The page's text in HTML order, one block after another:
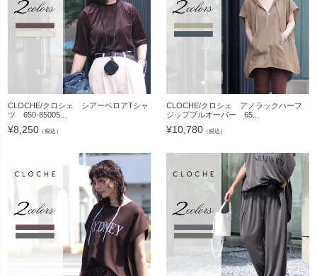
CLOCHE/クロシェ シアーベロアTシャ
ツ 650-85005...
¥8,250 （税込）
CLOCHE/クロシェ アノラックハーフ
ジッププルオーバー 65...
¥10,780 （税込）